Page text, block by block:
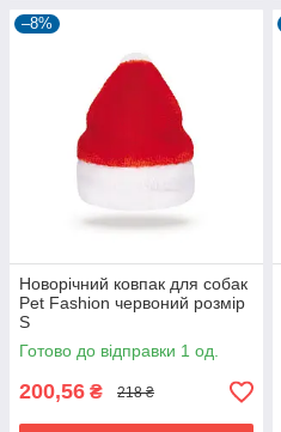
–8%
Новорічний ковпак для собак
Pet Fashion червоний розмір
S
Готово до відправки 1 од.
200,56 ₴ 218 ₴